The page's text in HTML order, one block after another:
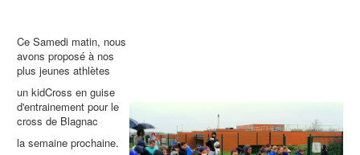
Ce Samedi matin, nous
avons proposé à nos
plus jeunes athlètes
un kidCross en guise
d'entrainement pour le
cross de Blagnac
la semaine prochaine.